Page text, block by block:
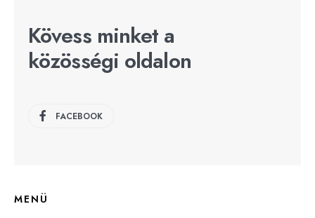
Kövess minket a
közösségi oldalon
FACEBOOK
MENÜ